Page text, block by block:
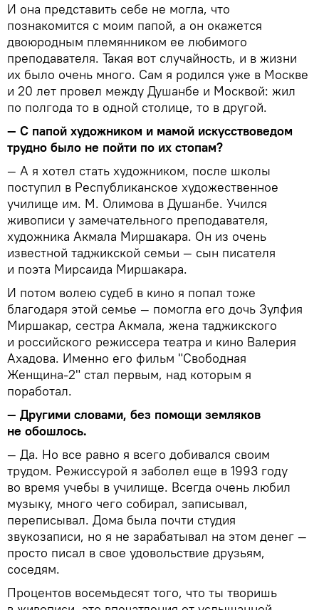
И она представить себе не могла, что
познакомится с моим папой, а он окажется
двоюродным племянником ее любимого
преподавателя. Такая вот случайность, и в жизни
их было очень много. Сам я родился уже в Москве
и 20 лет провел между Душанбе и Москвой: жил
по полгода то в одной столице, то в другой.
— С папой художником и мамой искусствоведом
трудно было не пойти по их стопам?
— А я хотел стать художником, после школы
поступил в Республиканское художественное
училище им. М. Олимова в Душанбе. Учился
живописи у замечательного преподавателя,
художника Акмала Миршакара. Он из очень
известной таджикской семьи — сын писателя
и поэта Мирсаида Миршакара.
И потом волею судеб в кино я попал тоже
благодаря этой семье — помогла его дочь Зулфия
Миршакар, сестра Акмала, жена таджикского
и российского режиссера театра и кино Валерия
Ахадова. Именно его фильм "Свободная
Женщина-2" стал первым, над которым я
поработал.
— Другими словами, без помощи земляков
не обошлось.
— Да. Но все равно я всего добивался своим
трудом. Режиссурой я заболел еще в 1993 году
во время учебы в училище. Всегда очень любил
музыку, много чего собирал, записывал,
переписывал. Дома была почти студия
звукозаписи, но я не зарабатывал на этом денег —
просто писал в свое удовольствие друзьям,
соседям.
Процентов восемьдесят того, что ты творишь